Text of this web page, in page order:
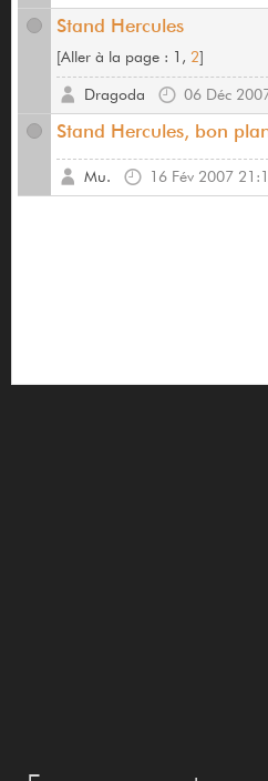
Stand Hercules
[Aller à la page : 1, 2]
06 Déc
Dragoda
Stand Hercules, bon
16 Fév 2007
Mu.